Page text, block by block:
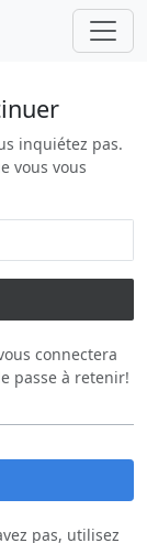
inquiétez pas.
vous vous
connectera
passe à retenir!
pas, utilisez